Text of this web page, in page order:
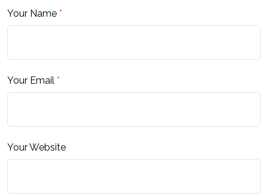
Your Name *
Your Email *
Your Website